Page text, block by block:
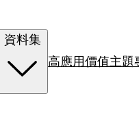
資料集
高應用價值主題